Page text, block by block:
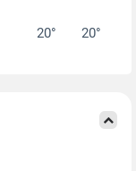
20° 20°